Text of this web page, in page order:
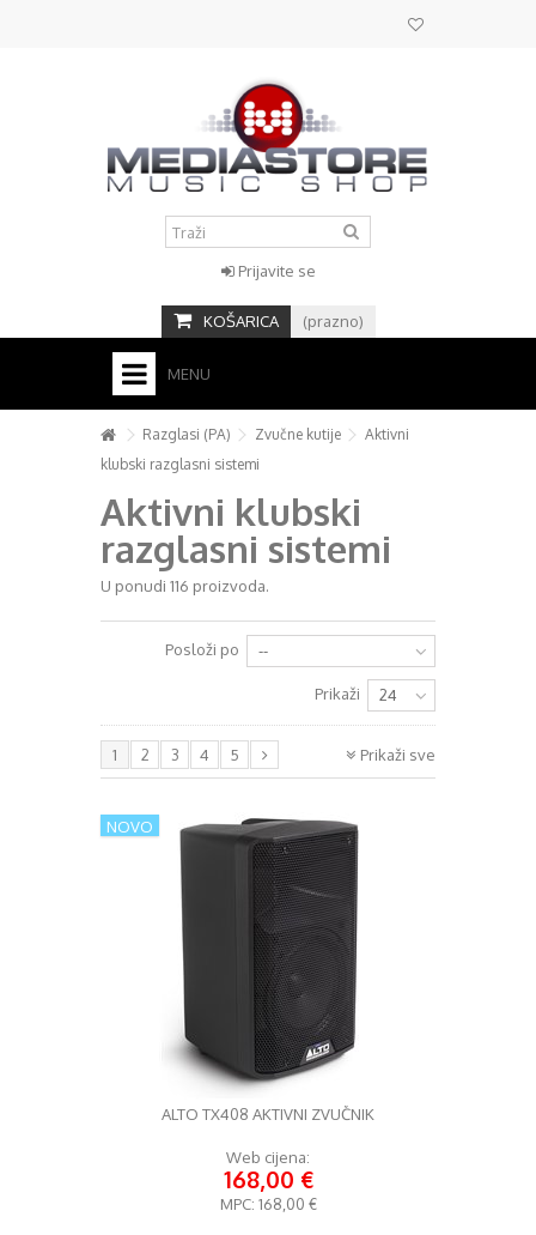
Prijavite se
KOŠARICA (prazno)
MENU
HOME
STUDIO
RAZGLASI (PA)
+
KLAVIJATURE
+
+
+
BUBNJEVI
Razglasi (PA) Zvučne kutije
Aktivni
klubski razglasni sistemi
Aktivni klubski
razglasni sistemi
U ponudi 116 proizvoda.
Posloži po --
Prikaži 24
Prikaži sve
1 2 3 4 5
NOVO
ALTO TX408 AKTIVNI ZVUČNIK
Web cijena:
168,00 €
MPC: 168,00 €